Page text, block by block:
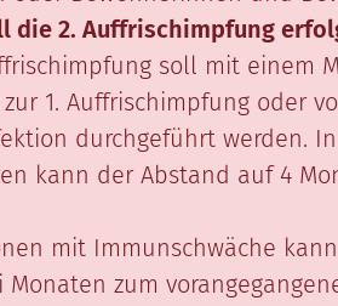
die 2. Auffrischimpfung
soll mit einem
1. Auffrischimpfung oder
durchgeführt werden.
kann der Abstand auf 4
mit Immunschwäche
Monaten zum